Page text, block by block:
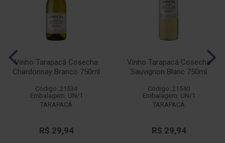
Vinho Tarapacá Cosecha
Chardonnay Branco 750ml
Código: 21534
Embalagem: UN/1
TARAPACÁ
R$ 29,94
Vinho Tarapacá Cosecha
Sauvignon Blanc 750ml
Código: 21540
Embalagem: UN/1
TARAPACÁ
R$ 29,94